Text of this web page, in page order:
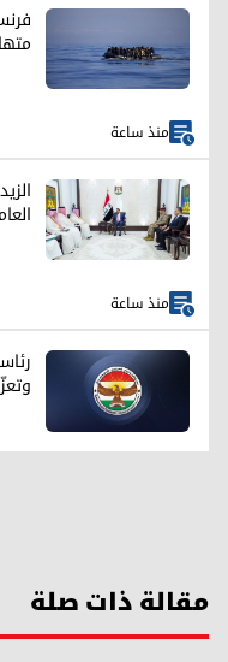
متهالكاً لـ
منذ ساعة
منذ ساعة
مقالة ذات صلة